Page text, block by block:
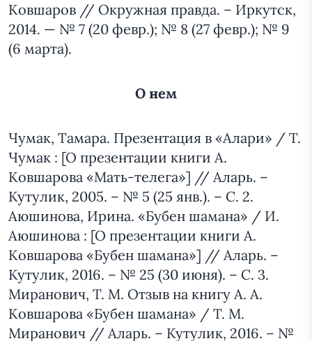
Ковшаров // Окружная правда. – Иркутск,
2014. — № 7 (20 февр.); № 8 (27 февр.); № 9
(6 марта).
О нем
Чумак, Тамара. Презентация в «Алари» / Т.
Чумак : [О презентации книги А.
Ковшарова «Мать-телега»] // Аларь. –
Кутулик, 2005. – № 5 (25 янв.). – С. 2.
Аюшинова, Ирина. «Бубен шамана» / И.
Аюшинова : [О презентации книги А.
Ковшарова «Бубен шамана»] // Аларь. –
Кутулик, 2016. – № 25 (30 июня). – С. 3.
Миранович, Т. М. Отзыв на книгу А. А.
Ковшарова «Бубен шамана» / Т. М.
Миранович // Аларь. – Кутулик, 2016. – №